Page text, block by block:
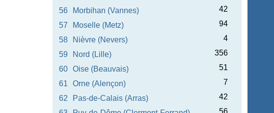
56
Morbihan (Vannes)
42
57
Moselle (Metz)
94
58
Nièvre (Nevers)
4
59
Nord (Lille)
356
60
Oise (Beauvais)
51
61
Orne (Alençon)
7
62
Pas-de-Calais (Arras)
42
56